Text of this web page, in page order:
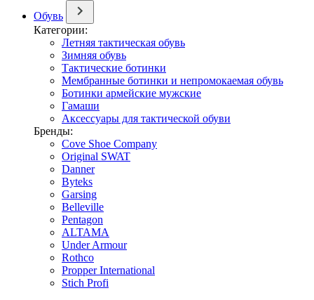
Обувь
Категории:
Летняя тактическая обувь
Зимняя обувь
Тактические ботинки
Мембранные ботинки и непромокаемая обувь
Ботинки армейские мужские
Гамаши
Аксессуары для тактической обуви
Бренды:
Cove Shoe Company
Original SWAT
Danner
Byteks
Garsing
Belleville
Pentagon
ALTAMA
Under Armour
Rothco
Propper International
Stich Profi